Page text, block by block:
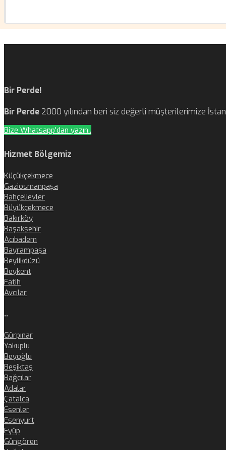
Bir Perde!
Bir Perde 2000 yılından beri siz değerli müşterilerimize
Bize Whatsapp'dan yazın..
Hizmet Bölgemiz
Küçükçekmece
Gaziosmanpaşa
Bahçelievler
Büyükçekmece
Bakırköy
Başakşehir
Acıbadem
Bayrampaşa
Beylikdüzü
Beykent
Fatih
Avcılar
..
Gürpınar
Yakuplu
Beyoğlu
Beşiktaş
Bağcılar
Adalar
Çatalca
Esenler
Esenyurt
Eyüp
Güngören